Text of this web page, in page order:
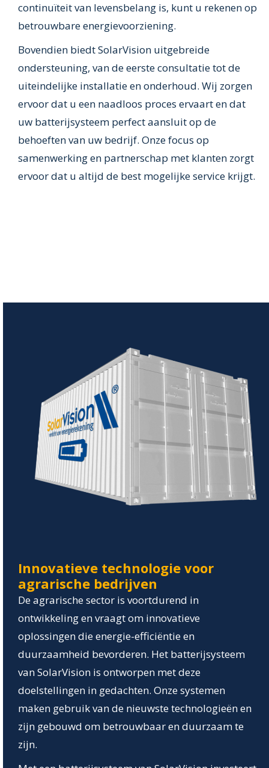
continuïteit van levensbelang is, kunt u rekenen op
betrouwbare energievoorziening.
Bovendien biedt SolarVision uitgebreide
ondersteuning, van de eerste consultatie tot de
uiteindelijke installatie en onderhoud. Wij zorgen
ervoor dat u een naadloos proces ervaart en dat
uw batterijsysteem perfect aansluit op de
behoeften van uw bedrijf. Onze focus op
samenwerking en partnerschap met klanten zorgt
ervoor dat u altijd de best mogelijke service krijgt.
Innovatieve technologie voor
agrarische bedrijven
De agrarische sector is voortdurend in
ontwikkeling en vraagt om innovatieve
oplossingen die energie-efficiëntie en
duurzaamheid bevorderen. Het batterijsysteem
van SolarVision is ontworpen met deze
doelstellingen in gedachten. Onze systemen
maken gebruik van de nieuwste technologieën en
zijn gebouwd om betrouwbaar en duurzaam te
zijn.